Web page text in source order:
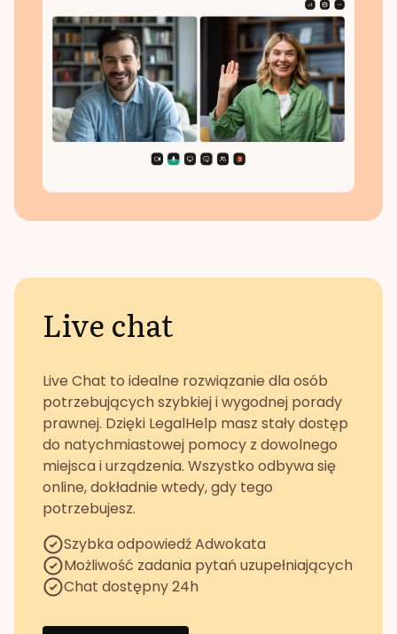
Live chat
Live Chat to idealne rozwiązanie dla osób
potrzebujących szybkiej i wygodnej porady
prawnej. Dzięki LegalHelp masz stały dostęp
do natychmiastowej pomocy z dowolnego
miejsca i urządzenia. Wszystko odbywa się
online, dokładnie wtedy, gdy tego
potrzebujesz.
Szybka odpowiedź Adwokata
Możliwość zadania pytań uzupełniających
Chat dostępny 24h